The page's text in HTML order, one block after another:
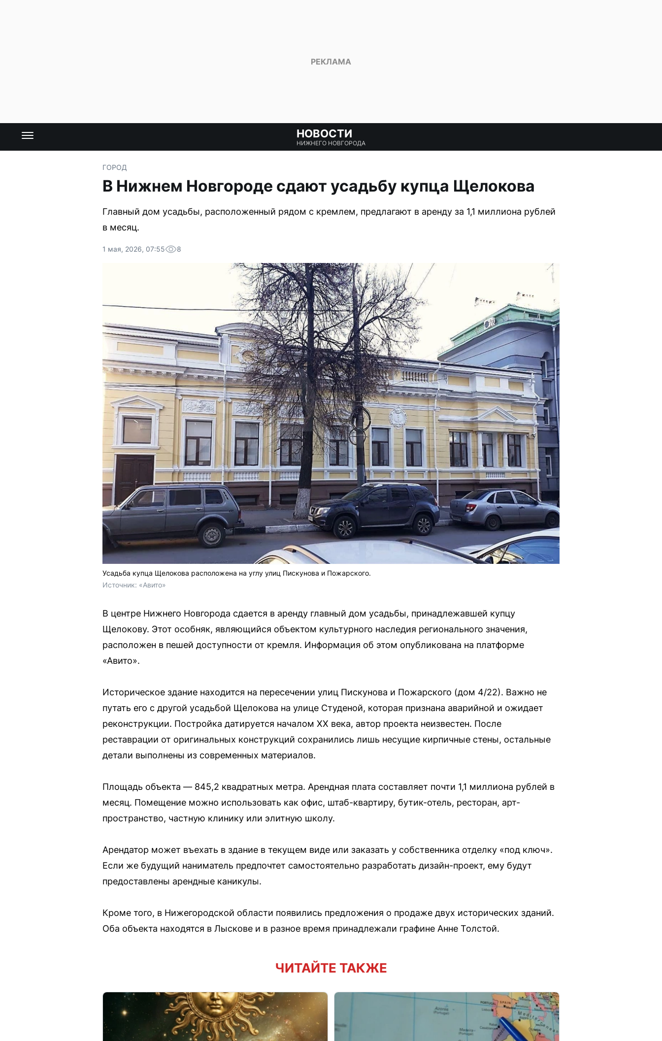
НОВОСТИ
НИЖНЕГО НОВГОРОДА
ГОРОД
В Нижнем Новгороде сдают усадьбу купца Щелокова
Главный дом усадьбы, расположенный рядом с кремлем, предлагают в аренду за 1,1 миллиона рублей
в месяц.
1 мая, 2026, 07:55 8
Усадьба купца Щелокова расположена на углу улиц Пискунова и Пожарского.
Источник: «Авито»
В центре Нижнего Новгорода сдается в аренду главный дом усадьбы, принадлежавшей купцу
Щелокову. Этот особняк, являющийся объектом культурного наследия регионального значения,
расположен в пешей доступности от кремля. Информация об этом опубликована на платформе
«Авито».
Историческое здание находится на пересечении улиц Пискунова и Пожарского (дом 4/22). Важно не
путать его с другой усадьбой Щелокова на улице Студеной, которая признана аварийной и ожидает
реконструкции. Постройка датируется началом XX века, автор проекта неизвестен. После
реставрации от оригинальных конструкций сохранились лишь несущие кирпичные стены, остальные
детали выполнены из современных материалов.
Площадь объекта — 845,2 квадратных метра. Арендная плата составляет почти 1,1 миллиона рублей в
месяц. Помещение можно использовать как офис, штаб-квартиру, бутик-отель, ресторан, арт-
пространство, частную клинику или элитную школу.
Арендатор может въехать в здание в текущем виде или заказать у собственника отделку «под ключ».
Если же будущий наниматель предпочтет самостоятельно разработать дизайн-проект, ему будут
предоставлены арендные каникулы.
Кроме того, в Нижегородской области появились предложения о продаже двух исторических зданий.
Оба объекта находятся в Лыскове и в разное время принадлежали графине Анне Толстой.
ЧИТАЙТЕ ТАКЖЕ